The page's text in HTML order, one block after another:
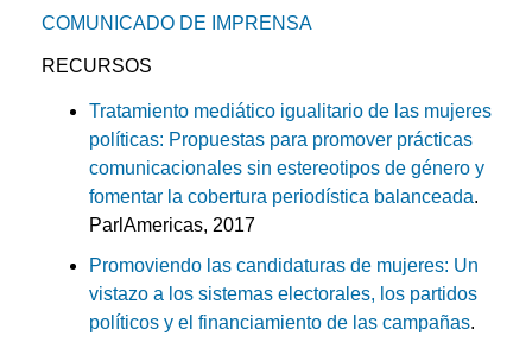
COMUNICADO DE IMPRENSA
RECURSOS
Tratamiento mediático igualitario de las mujeres
políticas: Propuestas para promover prácticas
comunicacionales sin estereotipos de género y
fomentar la cobertura periodística balanceada.
ParlAmericas, 2017
Promoviendo las candidaturas de mujeres: Un
vistazo a los sistemas electorales, los partidos
políticos y el financiamiento de las campañas.